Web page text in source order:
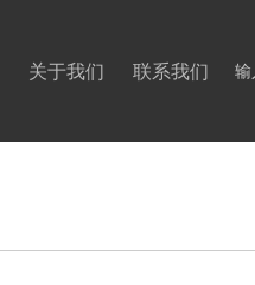
关于我们 联系我们